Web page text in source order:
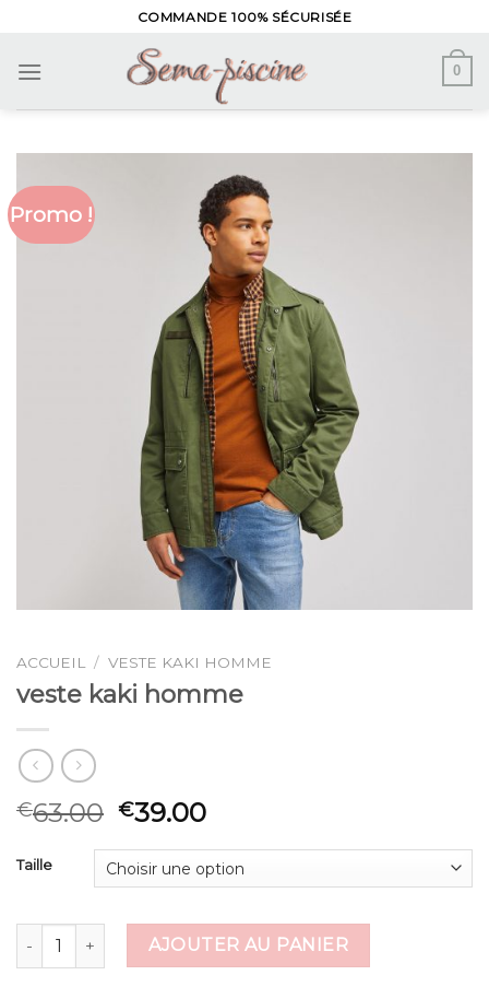
content
COMMANDE 100% SÉCURISÉE
0
Promo !
ACCUEIL / VESTE KAKI HOMME
veste kaki homme
€63.00 €39.00
Taille
quantité de veste kaki homme
AJOUTER AU PANIER